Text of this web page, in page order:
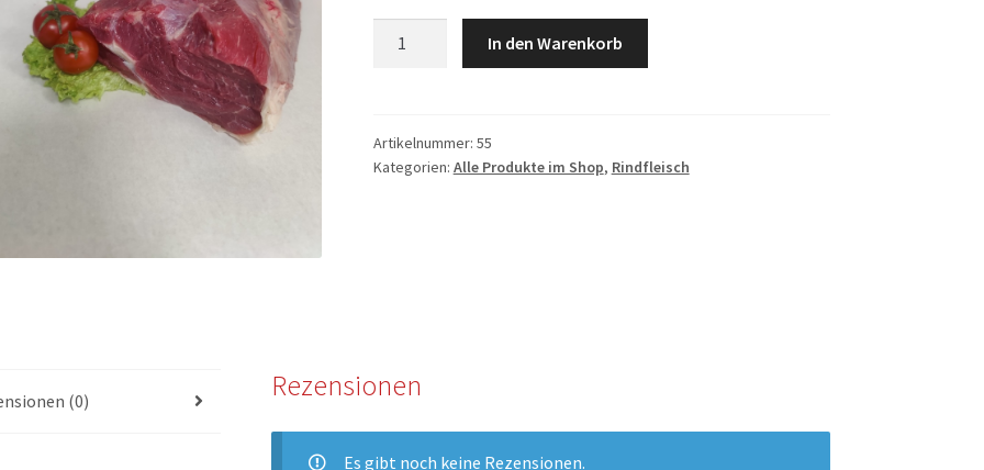
In den Warenkorb
Artikelnummer: 55
Kategorien: Alle Produkte im Shop, Rindfleisch
(0) Rezensionen
Es gibt noch keine Rezensionen.